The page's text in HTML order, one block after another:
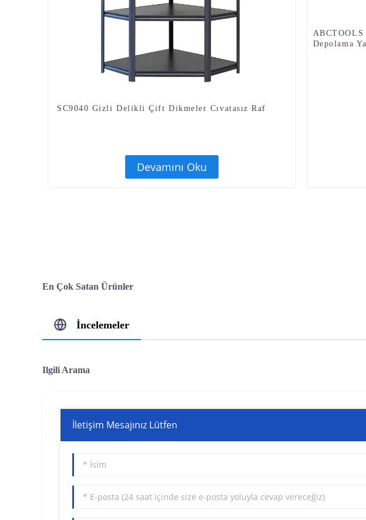
SC9040 Gizli Delikli Çift Dikmeler Cıvatasız Raf
Devamını Oku
ABCTOOLS
Depolama
En Çok Satan Ürünler
İncelemeler
Ilgili Arama
İletişim Mesajınız Lütfen